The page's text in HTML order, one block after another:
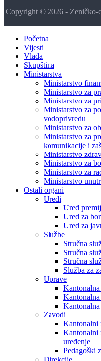
Copyright © 2026 - Zeničko-
Početna
Vijesti
Vlada
Skupština
Ministarstva
Ministarstvo
Ministarstvo za
Ministarstvo za
Ministarstvo za
vodoprivredu
Ministarstvo za
Ministarstvo za
komunikacije i
Ministarstvo
Ministarstvo za
Ministarstvo za
Ministarstvo
Ostali organi
Uredi
Ured
Ured za
Ured za
Službe
Stručna
Stručna
Stručna
Služba za
Uprave
Kantonalna
Zavodi
Kantonalni
Kantonalni
uređenje
Pedagoški
Direkcije